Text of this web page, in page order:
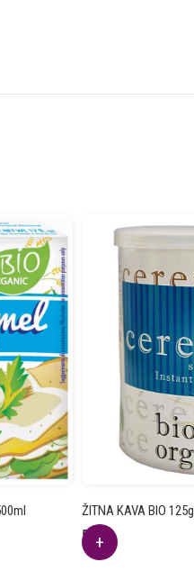
ŽITNA KAVA BIO 125g
5.11
€